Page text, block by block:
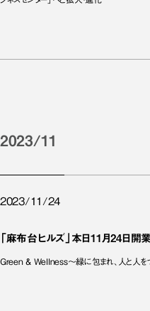
2023/11
2023/11/24
「麻布台ヒルズ」本日11月24日開業
Green & Wellness～緑に包まれ、人と人を